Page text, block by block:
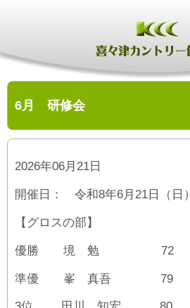
6月 研修会
2026年06月21日
開催日： 令和8年6月21日（日）
【グロスの部】
優勝 境 勉 72
準優 峯 真吾 79